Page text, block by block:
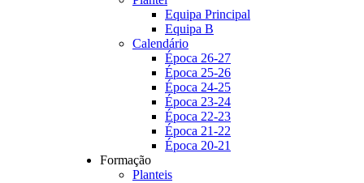
Equipa Principal
Equipa B
Calendário
Época 26-27
Época 25-26
Época 24-25
Época 23-24
Época 22-23
Época 21-22
Época 20-21
Formação
Planteis